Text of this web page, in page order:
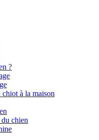
?
à la maison
chien